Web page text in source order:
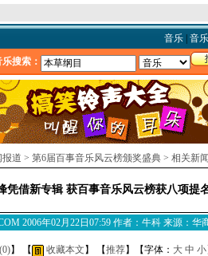
音乐| 音
乐搜索：
报道 > 第6届百事音乐风云榜颁奖盛典 > 相关新
凭借新专辑 获百事音乐风云榜获八项提
2006年02月22日07:59 作者：牛科 来源：华
0)】 【 收藏本文 】 【推荐】【字体： 大 中 小